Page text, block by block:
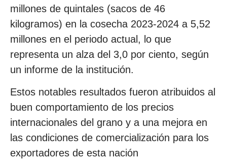
millones de quintales (sacos de 46
kilogramos) en la cosecha 2023-2024 a 5,52
millones en el periodo actual, lo que
representa un alza del 3,0 por ciento, según
un informe de la institución.
Estos notables resultados fueron atribuidos al
buen comportamiento de los precios
internacionales del grano y a una mejora en
las condiciones de comercialización para los
exportadores de esta nación